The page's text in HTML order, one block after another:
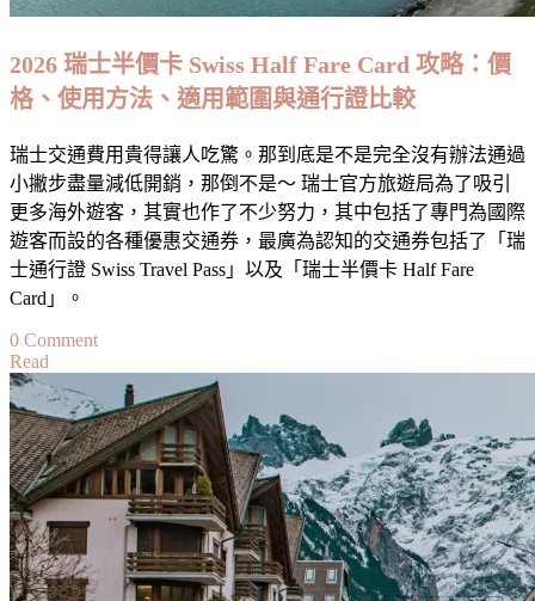
劃：
超
級
適
歐
洲
風
情
初
驗！
Time
Europe?
Here’s
An
Itinerary
For
All-
Experience
2026 瑞士半價卡 Swiss Half Fare Card 攻略：價
格、使用方法、適用範圍與通行證比較
瑞士交通費用貴得讓人吃驚。那到底是不是完全沒有辦法通過
小撇步盡量減低開銷，那倒不是～ 瑞士官方旅遊局為了吸引
更多海外遊客，其實也作了不少努力，其中包括了專門為國際
遊客而設的各種優惠交通券，最廣為認知的交通券包括了「瑞
士通行證 Swiss Travel Pass」以及「瑞士半價卡 Half Fare
Card」。
0 Commenton
士
半
價
卡
Swiss
Half
Fare
Card
Read